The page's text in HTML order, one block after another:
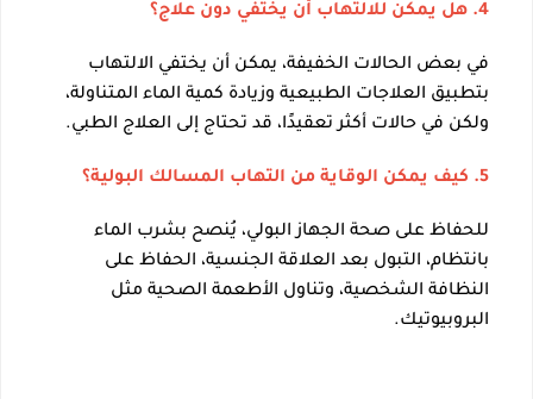
4. هل يمكن للالتهاب أن يختفي دون علاج؟
في بعض الحالات الخفيفة، يمكن أن يختفي الالتهاب
بتطبيق العلاجات الطبيعية وزيادة كمية الماء المتناولة،
ولكن في حالات أكثر تعقيدًا، قد تحتاج إلى العلاج الطبي.
5. كيف يمكن الوقاية من التهاب المسالك البولية؟
للحفاظ على صحة الجهاز البولي، يُنصح بشرب الماء
بانتظام، التبول بعد العلاقة الجنسية، الحفاظ على
النظافة الشخصية، وتناول الأطعمة الصحية مثل
البروبيوتيك.